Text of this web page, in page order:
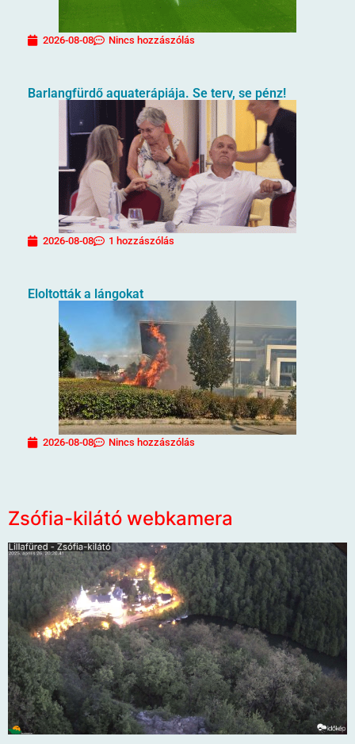
2026-08-08 Nincs hozzászólás
Barlangfürdő aquaterápiája. Se terv, se pénz!
2026-08-08 1 hozzászólás
Eloltották a lángokat
2026-08-08 Nincs hozzászólás
Zsófia-kilátó webkamera